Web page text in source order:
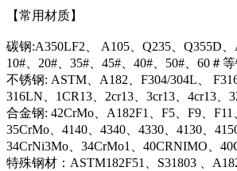
【常用材质】
碳钢:A350LF2、 A105、Q235、Q355D、
10#、20#、35#、45#、40#、50#、60＃等
不锈钢: ASTM、A182、F304/304L、
316LN、1CR13、2cr13、3cr13、4cr13、
合金钢: 42CrMo、A182F1、F5、F9、
35CrMo、4140、4340、4330、4130、
34CrNi3Mo、34CrMo1、40CRNIMO、
特殊钢材：ASTM182F51、S31803 、